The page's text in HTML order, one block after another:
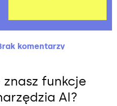
komentarzy
funkcje
AI?